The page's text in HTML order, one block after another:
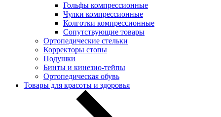
Гольфы компрессионные
Чулки компрессионные
Колготки компрессионные
Сопутствующие товары
Ортопедические стельки
Корректоры стопы
Подушки
Бинты и кинезио-тейпы
Ортопедическая обувь
Товары для красоты и здоровья